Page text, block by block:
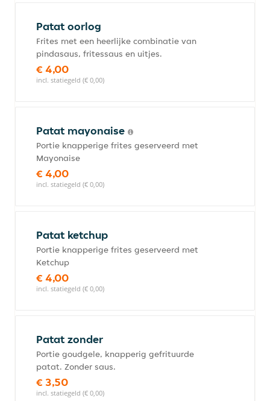
Patat oorlog
Frites met een heerlijke combinatie van
pindasaus, fritessaus en uitjes.
€ 4,00
incl. statiegeld (€ 0,00)
Patat mayonaise
Portie knapperige frites geserveerd met
Mayonaise
€ 4,00
incl. statiegeld (€ 0,00)
Patat ketchup
Portie knapperige frites geserveerd met
Ketchup
€ 4,00
incl. statiegeld (€ 0,00)
Patat zonder
Portie goudgele, knapperig gefrituurde
patat. Zonder saus.
€ 3,50
incl. statiegeld (€ 0,00)